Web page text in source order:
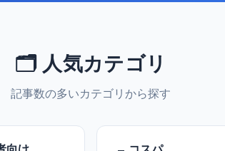
🗂️ 人気カテゴリ
記事数の多いカテゴリから探す